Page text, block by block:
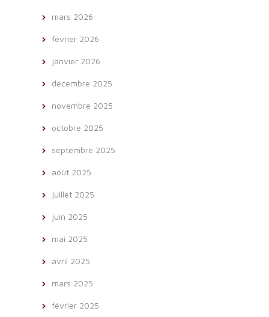
mars 2026
février 2026
janvier 2026
décembre 2025
novembre 2025
octobre 2025
septembre 2025
août 2025
juillet 2025
juin 2025
mai 2025
avril 2025
mars 2025
février 2025